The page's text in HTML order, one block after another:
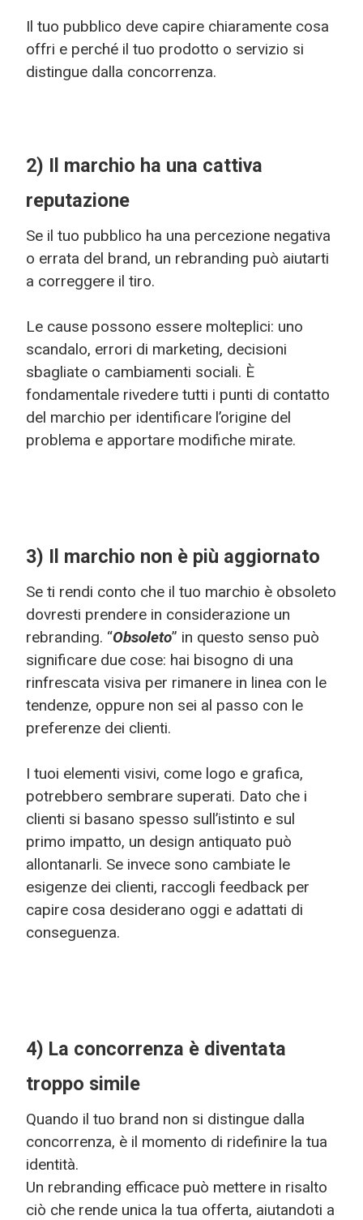
Il tuo pubblico deve capire chiaramente cosa
offri e perché il tuo prodotto o servizio si
distingue dalla concorrenza.
2) Il marchio ha una cattiva
reputazione
Se il tuo pubblico ha una percezione negativa
o errata del brand, un rebranding può aiutarti
a correggere il tiro.
Le cause possono essere molteplici: uno
scandalo, errori di marketing, decisioni
sbagliate o cambiamenti sociali. È
fondamentale rivedere tutti i punti di contatto
del marchio per identificare l’origine del
problema e apportare modifiche mirate.
3) Il marchio non è più aggiornato
Se ti rendi conto che il tuo marchio è obsoleto
dovresti prendere in considerazione un
rebranding. “Obsoleto” in questo senso può
significare due cose: hai bisogno di una
rinfrescata visiva per rimanere in linea con le
tendenze, oppure non sei al passo con le
preferenze dei clienti.
I tuoi elementi visivi, come logo e grafica,
potrebbero sembrare superati. Dato che i
clienti si basano spesso sull’istinto e sul
primo impatto, un design antiquato può
allontanarli. Se invece sono cambiate le
esigenze dei clienti, raccogli feedback per
capire cosa desiderano oggi e adattati di
conseguenza.
4) La concorrenza è diventata
troppo simile
Quando il tuo brand non si distingue dalla
concorrenza, è il momento di ridefinire la tua
identità.
Un rebranding efficace può mettere in risalto
ciò che rende unica la tua offerta, aiutandoti a